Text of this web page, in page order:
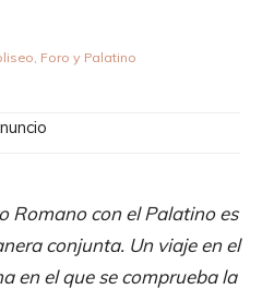
Foro y Palatino
Romano con el Palatino es
conjunta. Un viaje en el
en el que se comprueba la